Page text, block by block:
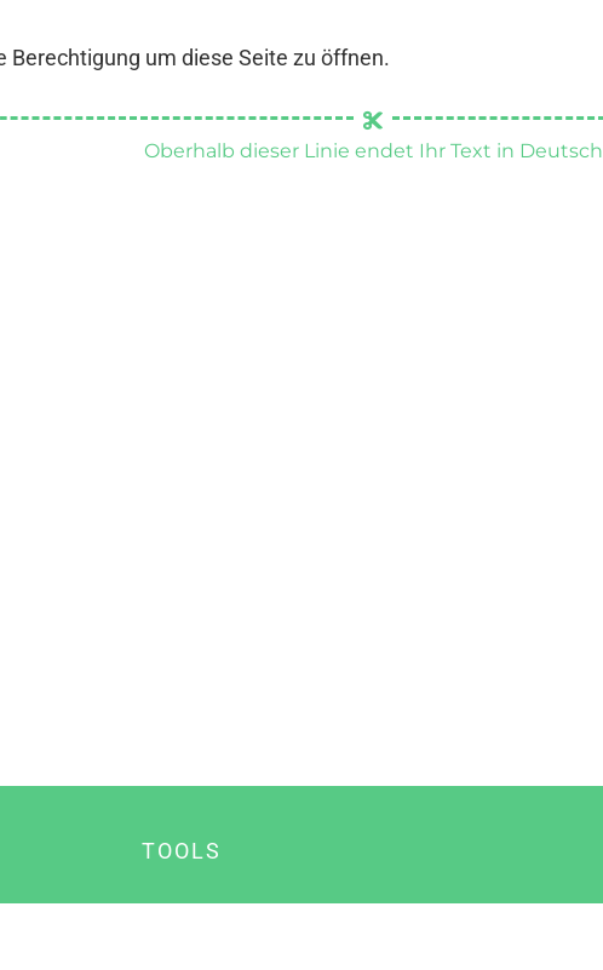
Berechtigung um diese Seite zu öffnen.
Oberhalb dieser Linie endet Ihr Text in Deutsch
TOOLS